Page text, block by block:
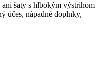
šaty s hlbokým výstrihom
účes, nápadné doplnky,